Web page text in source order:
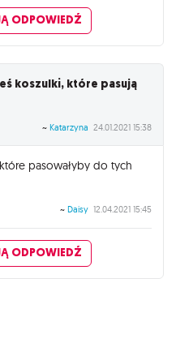
ODPOWIEDŹ
koszulki, które pasują
~ Katarzyna 24.01.2021 15:38
pasowałyby do tych
~ Daisy 12.04.2021 15:45
ODPOWIEDŹ